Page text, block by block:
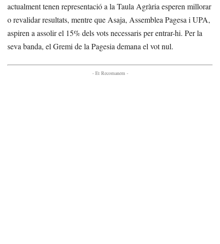
actualment tenen representació a la Taula Agrària esperen millorar
o revalidar resultats, mentre que Asaja, Assemblea Pagesa i UPA,
aspiren a assolir el 15% dels vots necessaris per entrar-hi. Per la
seva banda, el Gremi de la Pagesia demana el vot nul.
- Et Recomanem -